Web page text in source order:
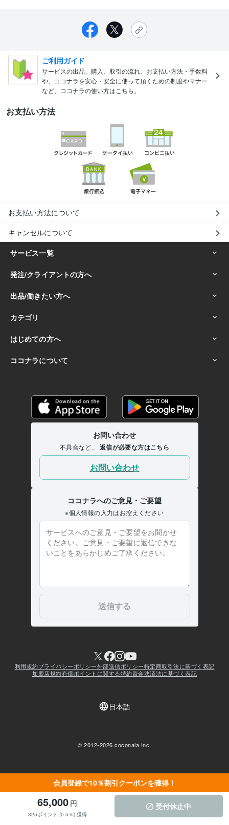
会員登録で10％割引クーポンを獲得！
65,000 円
325ポイント (0.5％) 獲得
受付休止中
ご利用ガイド
サービスの出品、購入、取引の流れ、お支払い方法・手数料
や、ココナラを安心・安全に使って頂くための制度やマナー
など、ココナラの使い方はこちら。
お支払い方法
お支払い方法について
キャンセルについて